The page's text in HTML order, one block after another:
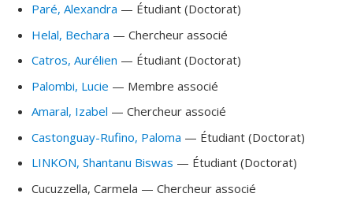
Paré, Alexandra — Étudiant (Doctorat)
Helal, Bechara — Chercheur associé
Catros, Aurélien — Étudiant (Doctorat)
Palombi, Lucie — Membre associé
Amaral, Izabel — Chercheur associé
Castonguay-Rufino, Paloma — Étudiant (Doctorat)
LINKON, Shantanu Biswas — Étudiant (Doctorat)
Cucuzzella, Carmela — Chercheur associé